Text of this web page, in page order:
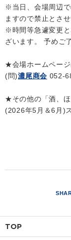
※当日、会場周辺
ますので禁止とさ
※時間等急遽変更
ざいます。 予めご
★会場ホームページ
(問)濃尾商会 052-
★その他の「酒、
(2026年5月＆6月)
TOP